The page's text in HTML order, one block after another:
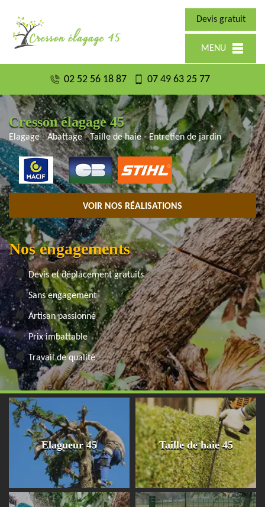
Devis gratuit
MENU
02 52 56 18 87 07 49 63 25 77
Cresson élagage 45
Elagage - Abattage - Taille de haie - Entretien de jardin
VOIR NOS RÉALISATIONS
Nos engagements
Devis et déplacement gratuits
Sans engagement
Artisan passionné
Prix imbattable
Travail de qualité
Elagueur 45 Taille de haie 45